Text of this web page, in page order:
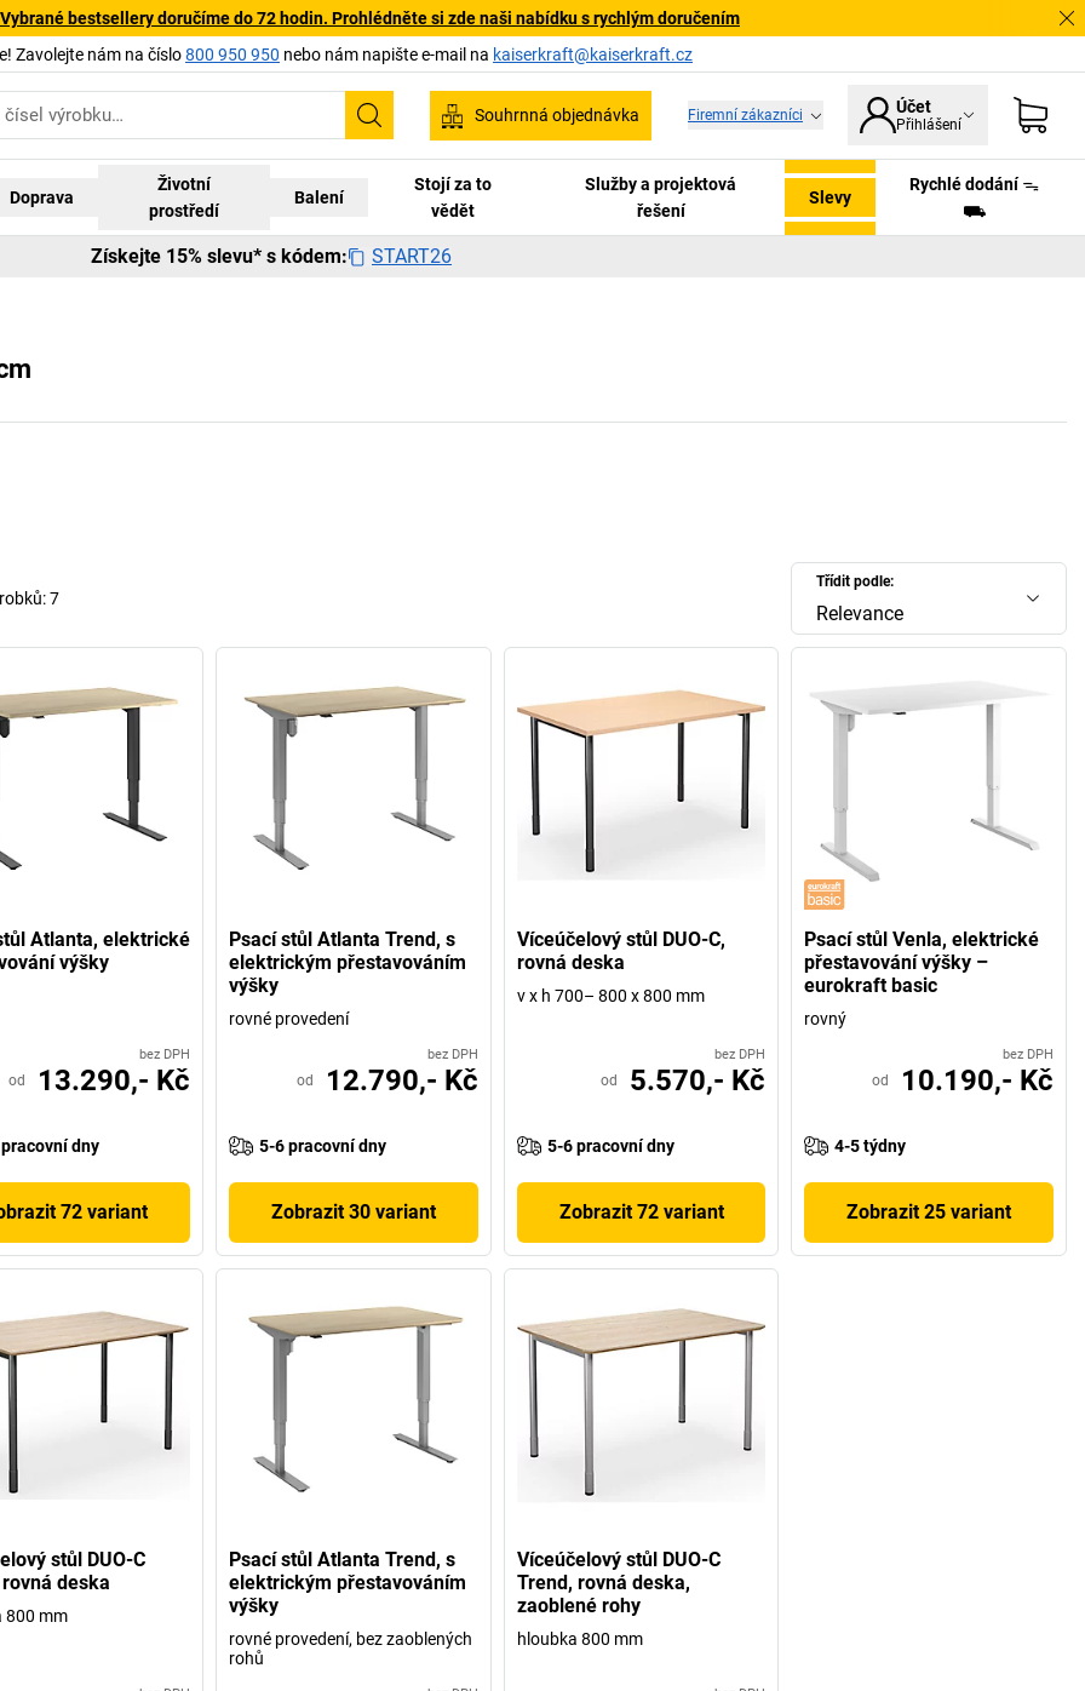
bestsellery doručíme do 72 hodin. Prohlédněte si zde naši nabídku s rychlým doručením
Zavolejte nám na číslo800 950 950 nebo nám napište e-mail na kaiserkraft@kaiserkraft.cz
Hledání
Souhrnná objednávka Firemní zákazníci Účet
Přihlášení
Doprava
Životní
prostředí
Balení
Stojí za to
vědět
Služby a projektová
řešení
Slevy
Rychlé dodání ᯓ
⛟
Získejte 15% slevu* s kódem: START26
Třídit podle:
Relevance
7
Atlanta, elektrické
výšky
bez DPH
od 13.290,- Kč
dny
72 variant
Psací stůl Atlanta Trend, s
elektrickým přestavováním
výšky
rovné provedení
bez DPH
od 12.790,- Kč
5-6 pracovní dny
Zobrazit 30 variant
Víceúčelový stůl DUO-C,
rovná deska
v x h 700– 800 x 800 mm
bez DPH
od 5.570,- Kč
5-6 pracovní dny
Zobrazit 72 variant
Psací stůl Venla, elektrické
přestavování výšky –
eurokraft basic
rovný
bez DPH
od 10.190,- Kč
4-5 týdny
Zobrazit 25 variant
stůl DUO-C
deska
800 mm
Psací stůl Atlanta Trend, s
elektrickým přestavováním
výšky
rovné provedení, bez zaoblených
rohů
Víceúčelový stůl DUO-C
Trend, rovná deska,
zaoblené rohy
hloubka 800 mm